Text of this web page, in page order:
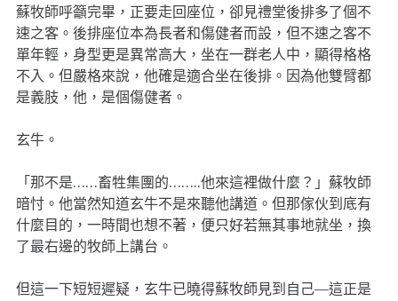
蘇牧師呼籲完畢，正要走回座位，卻見禮堂後排多了個不
速之客。後排座位本為長者和傷健者而設，但不速之客不
單年輕，身型更是異常高大，坐在一群老人中，顯得格格
不入。但嚴格來說，他確是適合坐在後排。因為他雙臂都
是義肢，他，是個傷健者。
玄牛。
「那不是……畜牲集團的……..他來這裡做什麼？」蘇牧師
暗忖。他當然知道玄牛不是來聽他講道。但那傢伙到底有
什麼目的，一時間也想不著，便只好若無其事地就坐，換
了最右邊的牧師上講台。
但這一下短短遲疑，玄牛已曉得蘇牧師見到自己—這正是